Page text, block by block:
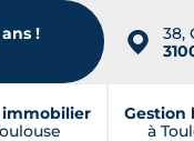
!
📍
38,
immobilier
Gestion
à